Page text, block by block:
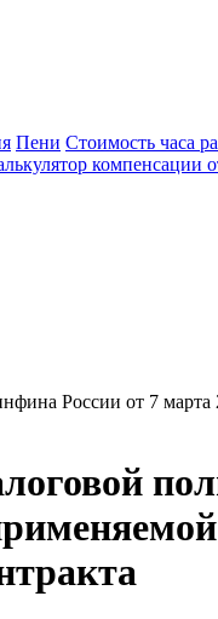
Пени Стоимость часа
компенсации
России от 7